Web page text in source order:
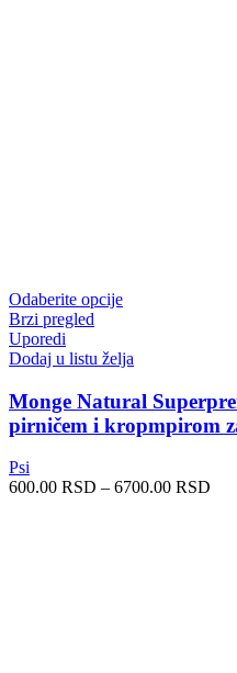
Odaberite opcije
Brzi pregled
Uporedi
Dodaj u listu želja
Monge Natural
pirničem i kropmpirom
Psi
600.00 RSD – 6700.00 RSD